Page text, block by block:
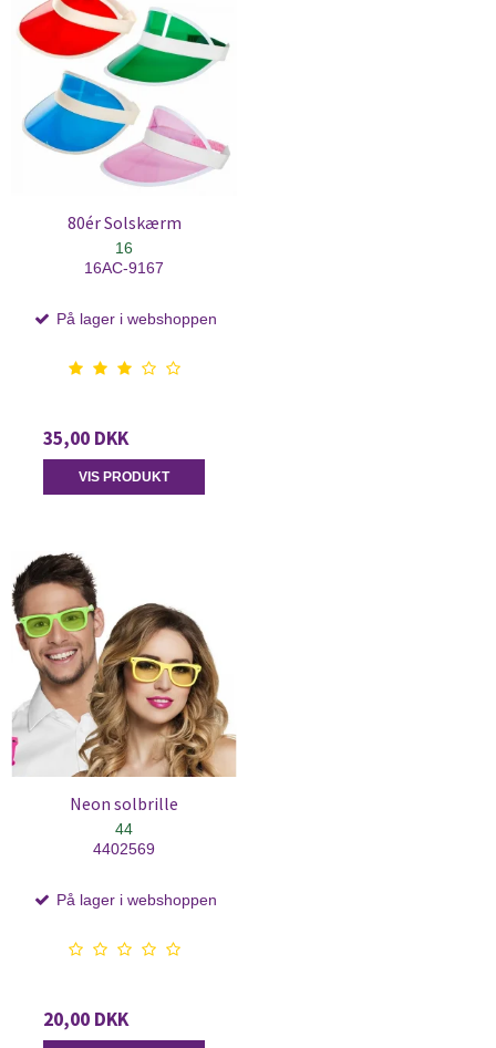
80ér Solskærm
16
16AC-9167
På lager i webshoppen
35,00 DKK
VIS PRODUKT
Neon solbrille
44
4402569
På lager i webshoppen
20,00 DKK